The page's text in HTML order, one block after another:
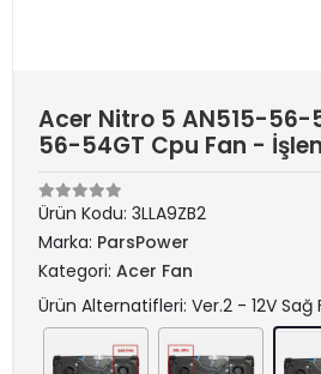
Acer Nitro 5 AN515-56-
56-54GT Cpu Fan -
Ürün Kodu: 3LLA9ZB2
Marka: ParsPower
Kategori: Acer Fan
Ürün Alternatifleri: Ver.2 - 12V Sağ